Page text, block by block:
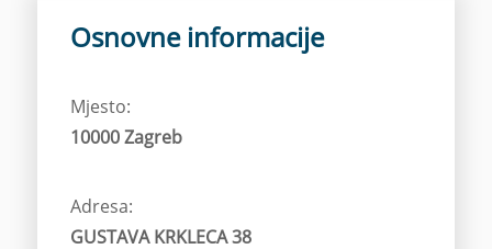
Osnovne informacije
Mjesto:
10000 Zagreb
Adresa:
GUSTAVA KRKLECA 38